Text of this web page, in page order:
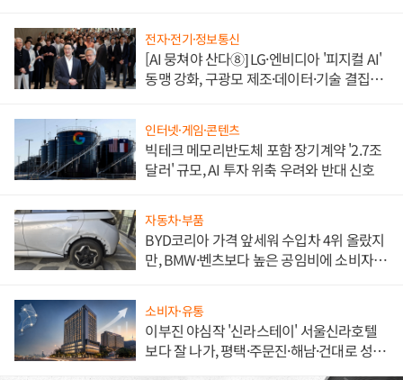
전자·전기·정보통신
[AI 뭉쳐야 산다⑧] LG·엔비디아 '피지컬 AI'
동맹 강화, 구광모 제조·데이터·기술 결집
인터넷·게임·콘텐츠
빅테크 메모리반도체 포함 장기계약 '2.7조
달러' 규모, AI 투자 위축 우려와 반대 신호
자동차·부품
BYD코리아 가격 앞세워 수입차 4위 올랐지
만, BMW·벤츠보다 높은 공임비에 소비자
소비자·유통
이부진 야심작 '신라스테이' 서울신라호텔
보다 잘 나가, 평택·주문진·해남·건대로 성